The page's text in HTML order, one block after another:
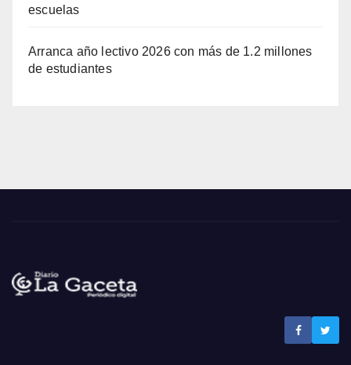
escuelas
Arranca año lectivo 2026 con más de 1.2 millones
de estudiantes